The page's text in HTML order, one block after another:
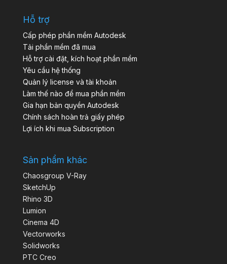
Hỗ trợ
Cấp phép phần mềm Autodesk
Tải phần mềm đã mua
Hỗ trợ cài đặt, kích hoạt phần mềm
Yêu cầu hệ thống
Quản lý license và tài khoản
Làm thế nào để mua phần mềm
Gia hạn bản quyền Autodesk
Chính sách hoàn trả giấy phép
Lợi ích khi mua Subscription
Sản phẩm khác
Chaosgroup V-Ray
SketchUp
Rhino 3D
Lumion
Cinema 4D
Vectorworks
Solidworks
PTC Creo